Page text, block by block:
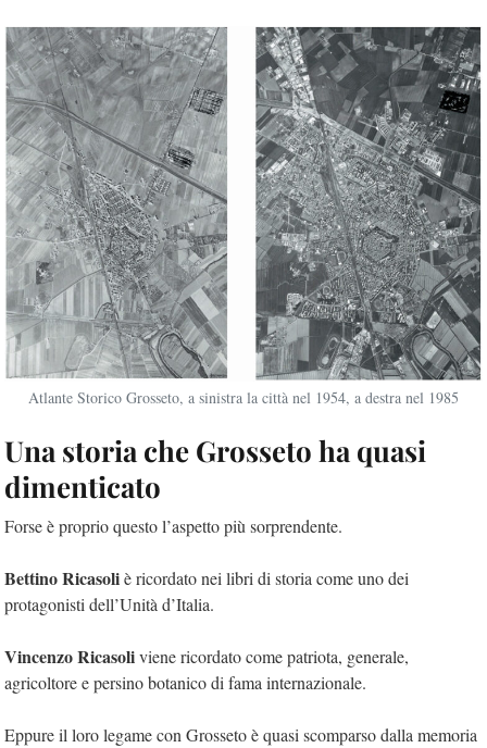
Atlante Storico Grosseto, a sinistra la città nel 1954, a destra nel 1985
Una storia che Grosseto ha quasi
dimenticato
Forse è proprio questo l’aspetto più sorprendente.
Bettino Ricasoliè ricordato nei libri di storia come uno dei
protagonisti dell’Unità d’Italia.
Vincenzo Ricasoliviene ricordato come patriota, generale,
agricoltore e persino botanico di fama internazionale.
Eppure il loro legame con Grosseto è quasi scomparso dalla memoria